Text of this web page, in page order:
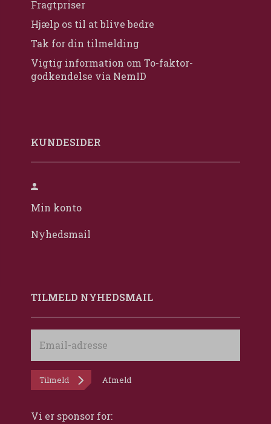
Fragtpriser
Hjælp os til at blive bedre
Tak for din tilmelding
Vigtig information om To-faktor-
godkendelse via NemID
KUNDESIDER
Min konto
Nyhedsmail
TILMELD NYHEDSMAIL
adresse
Tilmeld Afmeld
Vi er sponsor for: